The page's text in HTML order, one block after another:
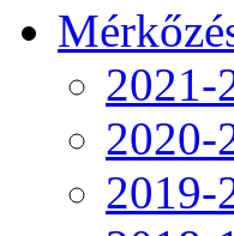
2021-
2020-
2019-